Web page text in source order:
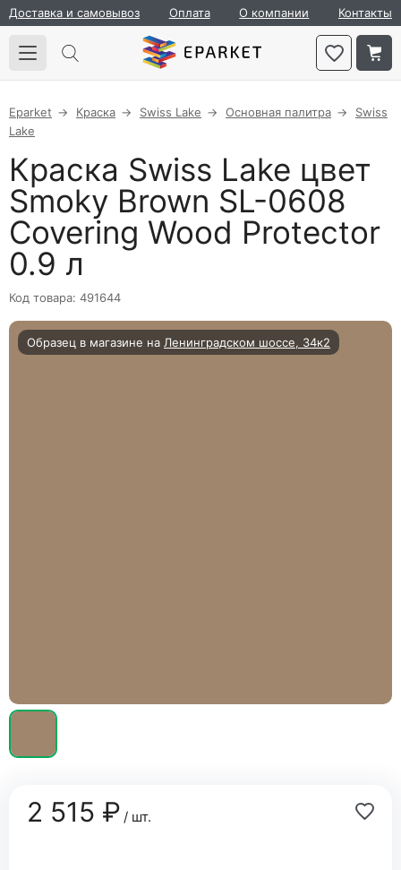
Доставка и самовывоз Оплата О компании Контакты
Eparket Краска Swiss Lake Основная палитра
Swiss
Lake
Краска Swiss Lake цвет
Smoky Brown SL-0608
Covering Wood Protector
0.9 л
Код товара: 491644
Образец в магазине на Ленинградском шоссе, 34к2
2 515 ₽/ шт.